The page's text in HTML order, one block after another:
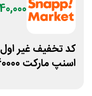
40,000
کد تخفیف غیر اول
اسنپ مارکت